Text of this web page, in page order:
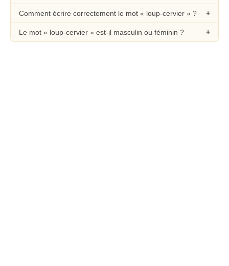
Comment écrire correctement le mot « loup-cervier » ?
Le mot « loup-cervier » est-il masculin ou féminin ?